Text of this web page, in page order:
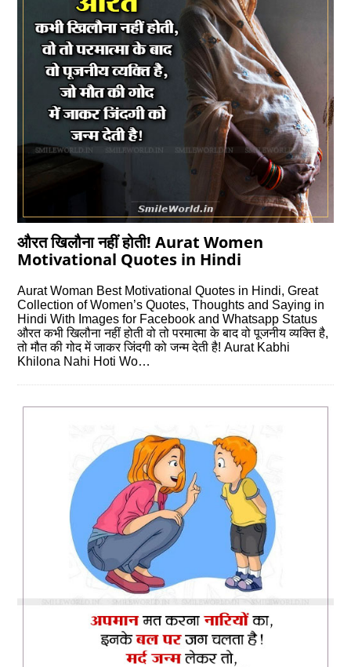
औरत खिलौना नहीं होती! Aurat Women
Motivational Quotes in Hindi
Aurat Woman Best Motivational Quotes in Hindi, Great
Collection of Women’s Quotes, Thoughts and Saying in
Hindi With Images for Facebook and Whatsapp Status
औरत कभी खिलौना नहीं होती वो तो परमात्‍मा के बाद वो पूजनीय व्‍यक्ति है,
तो मौत की गोद में जाकर जिंदगी को जन्‍म देती है! Aurat Kabhi
Khilona Nahi Hoti Wo…